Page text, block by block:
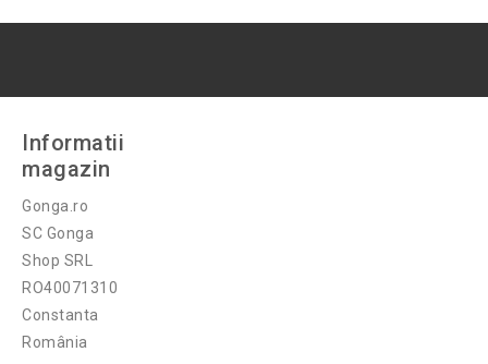
Informatii
magazin
Gonga.ro
SC Gonga
Shop SRL
RO40071310
Constanta
România